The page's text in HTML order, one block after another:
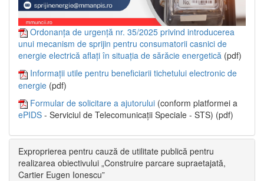
Ordonanța de urgență nr. 35/2025 privind introducerea
unui mecanism de sprijin pentru consumatorii casnici de
energie electrică aflați în situația de sărăcie energetică (pdf)
Informații utile pentru beneficiarii tichetului electronic de
energie (pdf)
Formular de solicitare a ajutorului (conform platformei a
ePIDS - Serviciul de Telecomunicații Speciale - STS) (pdf)
Exproprierea pentru cauză de utilitate publică pentru
realizarea obiectivului „Construire parcare supraetajată,
Cartier Eugen Ionescu”